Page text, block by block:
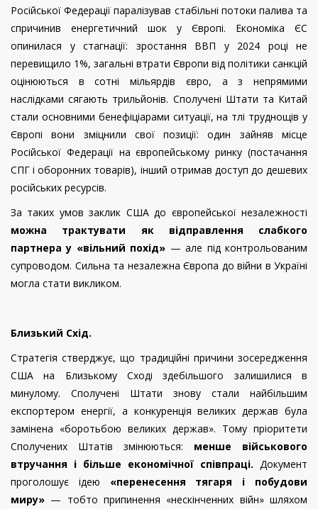
Російської Федерації паралізував стабільні потоки палива та
спричинив енергетичний шок у Європі. Економіка ЄС
опинилася у стагнації: зростання ВВП у 2024 році не
перевищило 1%, загальні втрати Європи від політики санкцій
оцінюються в сотні мільярдів євро, а з непрямими
наслідками сягають трильйонів. Сполучені Штати та Китай
стали основними бенефіціарами ситуації, на тлі труднощів у
Європі вони зміцнили свої позиції: один зайняв місце
Російської Федерації на європейському ринку (постачання
СПГ і оборонних товарів), інший отримав доступ до дешевих
російських ресурсів.
За таких умов заклик США до європейської незалежності
можна трактувати як відправлення слабкого
партнера у «вільний похід» — але під контрольованим
супроводом. Сильна та незалежна Європа до війни в Україні
могла стати викликом.
Близький Схід.
Стратегія стверджує, що традиційні причини зосередження
США на Близькому Сході здебільшого залишилися в
минулому. Сполучені Штати знову стали найбільшим
експортером енергії, а конкуренція великих держав була
замінена «боротьбою великих держав». Тому пріоритети
Сполучених Штатів змінюються: менше військового
втручання і більше економічної співпраці. Документ
проголошує ідею «перенесення тягаря і побудови
миру» — тобто припинення «нескінченних війн» шляхом